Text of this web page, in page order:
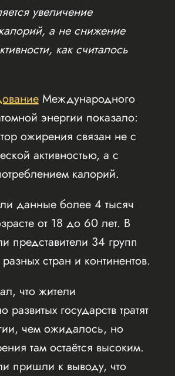
увеличение
а не снижение
как считалось
Международного
энергии показало:
ожирения связан не с
активностью, а с
калорий.
данные более 4 тысяч
от 18 до 60 лет. В
представители 34 групп
стран и континентов.
что жители
развитых государств тратят
чем ожидалось, но
там остаётся высоким.
пришли к выводу, что